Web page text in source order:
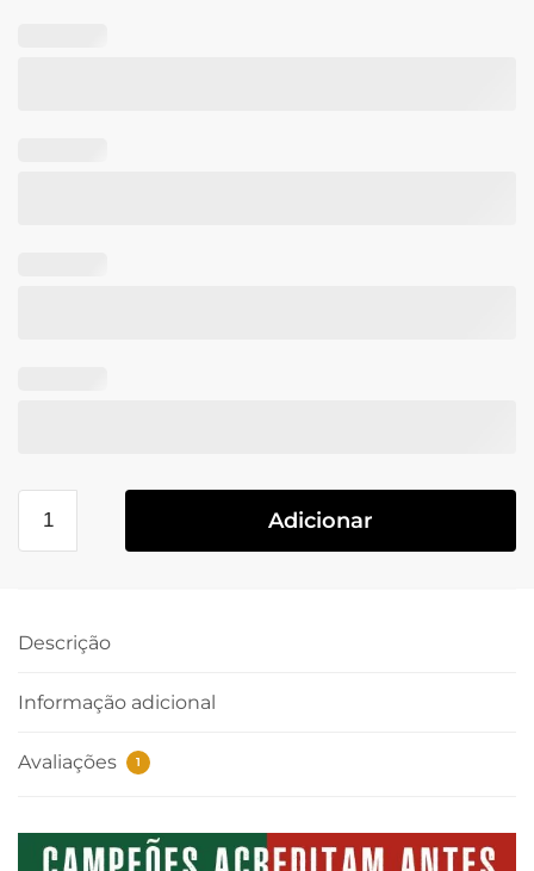
Adicionar
Descrição
Informação adicional
Avaliações 1